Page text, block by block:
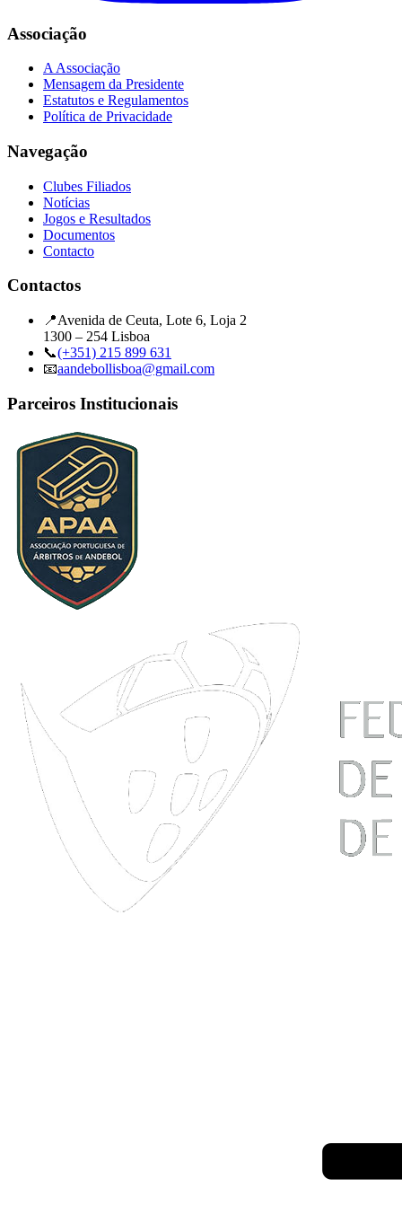
Associação
A Associação
Mensagem da Presidente
Estatutos e Regulamentos
Política de Privacidade
Navegação
Clubes Filiados
Notícias
Jogos e Resultados
Documentos
Contacto
Contactos
📍Avenida de Ceuta, Lote 6, Loja 2
1300 – 254 Lisboa
📞(+351) 215 899 631
📧aandebollisboa@gmail.com
Parceiros Institucionais